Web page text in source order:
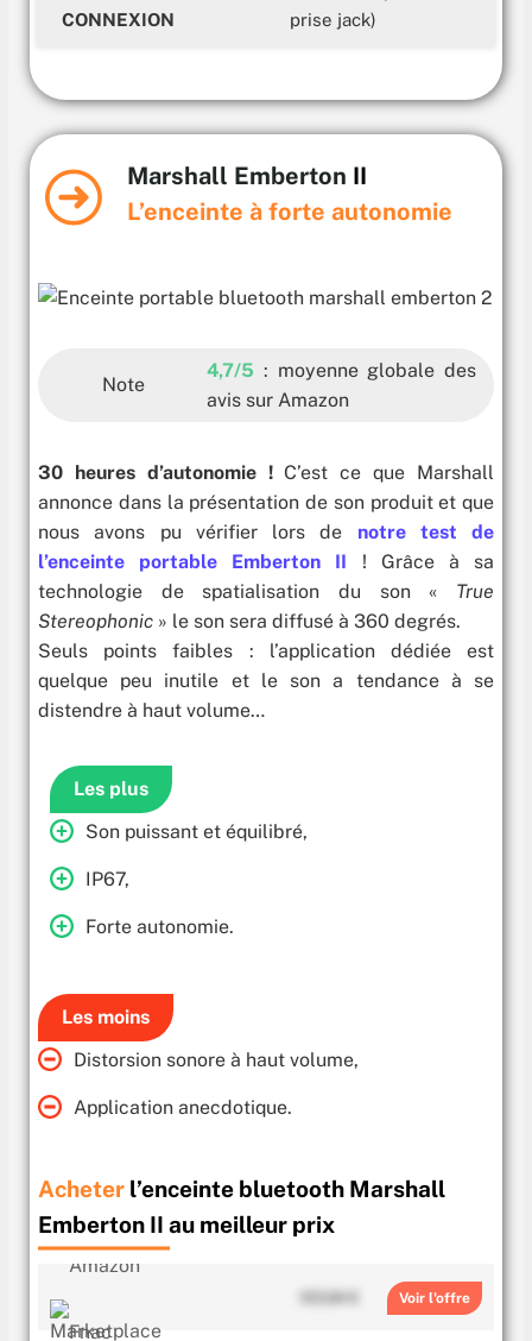
CONNEXION
prise jack)
Marshall Emberton II
L’enceinte à forte autonomie
Note
4,7/5 : moyenne globale des
avis sur Amazon
30 heures d’autonomie !C’est ce que Marshall
annonce dans la présentation de son produit et que
nous avons pu vérifier lors de notre test de
l’enceinte portable Emberton II ! Grâce à sa
technologie de spatialisation du son « True
Stereophonic » le son sera diffusé à 360 degrés.
Seuls points faibles : l’application dédiée est
quelque peu inutile et le son a tendance à se
distendre à haut volume…
Les plus
Son puissant et équilibré,
IP67,
Forte autonomie.
Les moins
Distorsion sonore à haut volume,
Application anecdotique.
Acheter l’enceinte bluetooth Marshall
Emberton II au meilleur prix
Voir